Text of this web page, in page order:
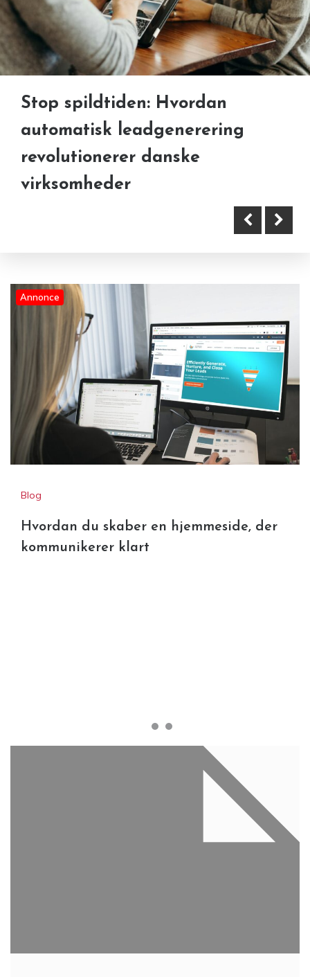
Hvordan du skaber en
hjemmeside, der kommunikerer
klart
Når tankerne holder dig vågen
Stop spildtiden: Hvordan
automatisk leadgenerering
revolutionerer danske
virksomheder
Annonce
Blog
Hvordan du skaber en hjemmeside, der
kommunikerer klart